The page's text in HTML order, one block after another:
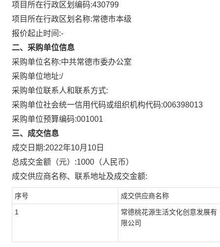
项目所在行政区划编码:430799
项目所在行政区划名称:常德市本级
报价起止时间:-
二、采购单位信息
采购单位名称:中共常德市委办公室
采购单位地址:/
采购单位联系人和联系方式:
采购单位社会统一信用代码或组织机构代码:006398013
采购单位预算编码:001001
三、成交信息
成交日期:2022年10月10日
总成交金额（元）:1000 （人民币）
成交供应商名称、联系地址及成交金额:
序号 成交供应商名称
1
常德桃花源生活文化创意发展有
限公司